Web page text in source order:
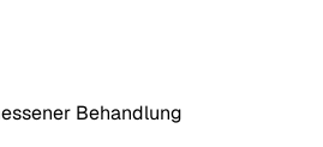
Behandlung